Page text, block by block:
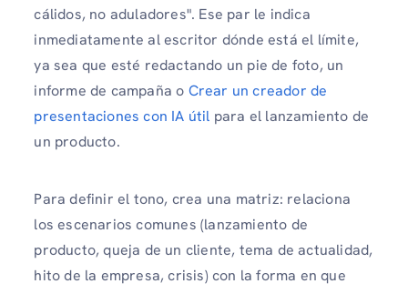
cálidos, no aduladores". Ese par le indica
inmediatamente al escritor dónde está el límite,
ya sea que esté redactando un pie de foto, un
informe de campaña o Crear un creador de
presentaciones con IA útil para el lanzamiento de
un producto.
Para definir el tono, crea una matriz: relaciona
los escenarios comunes (lanzamiento de
producto, queja de un cliente, tema de actualidad,
hito de la empresa, crisis) con la forma en que